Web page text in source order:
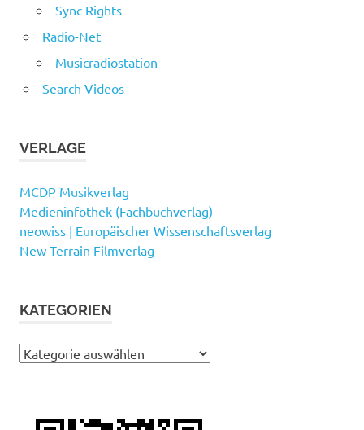
Sync Rights
Radio-Net
Musicradiostation
Search Videos
VERLAGE
MCDP Musikverlag
Medieninfothek (Fachbuchverlag)
neowiss | Europäischer Wissenschaftsverlag
New Terrain Filmverlag
KATEGORIEN
Kategorien